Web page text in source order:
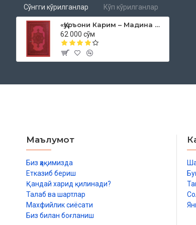
бештасида уламолар ихтилоф қилган бўлиб,
оятлар – Ҳаж сурасидаги иккинчи сажда ояти
сажда оятларидир.
Номи:«Қуръони Карим – Мусҳафи шариф»
Сана:2025 йил (2018, 2019, 2021, 2023)
Ўзбекситон Республикаси Вазирлар Маҳкамаси
2022 йил 20 декабрдаги 03-07/9618 -
Сўнгги кўрилганлар Кўп кўрилганлар
«Қуръони Карим – Мадина мусҳафи» (Сариқ қоғозда)
62 000 сўм
Маълумот
Биз ҳақимизда
Етказиб бериш
Қандай харид қилинади?
Талаб ва шартлар
Махфийлик сиёсати
Биз билан боғланиш